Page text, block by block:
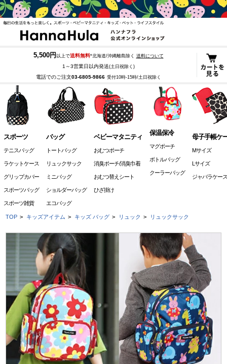
5,500円 以上で送料無料*北海道/沖縄離島除く 送料について
1～3営業日以内発送(土日祝除く)
電話でのご注文03-6805-9866 受付10時-15時/土日祝除く
スポーツ
テニスバッグ
ラケットケース
グリップカバー
スポーツバッグ
スポーツ雑貨
バッグ
トートバッグ
リュックサック
ミニバッグ
ショルダーバッグ
エコバッグ
ベビーマタニティ
おむつポーチ
消臭ポーチ/消臭巾着
おむつ替えシート
ひざ掛け
保温保冷
マグポーチ
ボトルバッグ
クーラーバッグ
母子手帳ケ
Mサイズ
Lサイズ
ジャバラケース
TOP > キッズアイテム > キッズ バッグ > リュック > リュックサック